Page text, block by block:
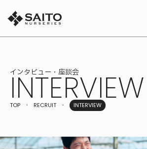
インタビュー・座談会
INTERVIEW
TOP RECRUIT INTERVIEW